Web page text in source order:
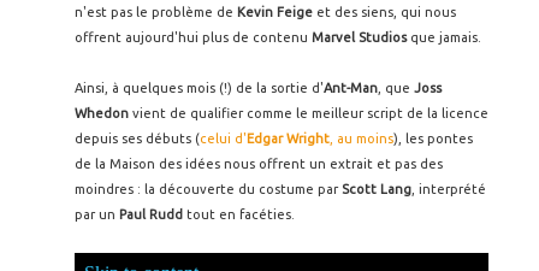
n'est pas le problème de Kevin Feige et des siens, qui nous
offrent aujourd'hui plus de contenu Marvel Studiosque jamais.
Ainsi, à quelques mois (!) de la sortie d'Ant-Man , que Joss
Whedon vient de qualifier comme le meilleur script de la licence
depuis ses débuts (celui d'Edgar Wright , au moins), les pontes
de la Maison des idées nous offrent un extrait et pas des
moindres : la découverte du costume par Scott Lang , interprété
par un Paul Rudd tout en facéties.